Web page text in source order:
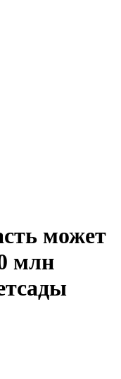
может
млн